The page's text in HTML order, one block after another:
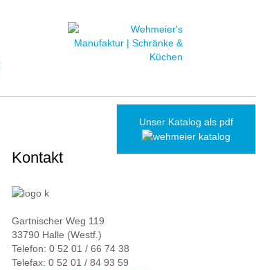
Unser Katalog als pdf
Kontakt
Gartnischer Weg 119
33790 Halle (Westf.)
Telefon: 0 52 01 / 66 74 38
Telefax: 0 52 01 / 84 93 59